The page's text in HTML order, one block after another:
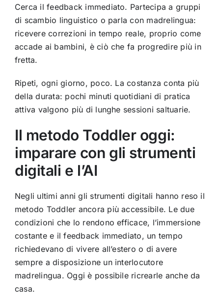
Cerca il feedback immediato. Partecipa a gruppi
di scambio linguistico o parla con madrelingua:
ricevere correzioni in tempo reale, proprio come
accade ai bambini, è ciò che fa progredire più in
fretta.
Ripeti, ogni giorno, poco. La costanza conta più
della durata: pochi minuti quotidiani di pratica
attiva valgono più di lunghe sessioni saltuarie.
Il metodo Toddler oggi:
imparare con gli strumenti
digitali e l’AI
Negli ultimi anni gli strumenti digitali hanno reso il
metodo Toddler ancora più accessibile. Le due
condizioni che lo rendono efficace, l’immersione
costante e il feedback immediato, un tempo
richiedevano di vivere all’estero o di avere
sempre a disposizione un interlocutore
madrelingua. Oggi è possibile ricrearle anche da
casa.